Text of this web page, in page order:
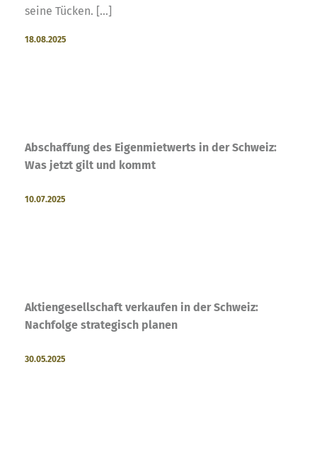
seine Tücken. [...]
18.08.2025
Abschaffung des Eigenmietwerts in der Schweiz:
Was jetzt gilt und kommt
10.07.2025
Aktiengesellschaft verkaufen in der Schweiz:
Nachfolge strategisch planen
30.05.2025